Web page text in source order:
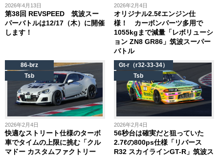
2026年4月13日
第38回 REVSPEED 筑波スー
パーバトルは12/17（木）に開催
します！
2026年2月4日
オリジナル2.5ℓエンジン仕
様！ カーボンパーツ多用で
1055kgまで減量「レボリューシ
ョン ZN8 GR86」筑波スーパー
バトル
2026年2月4日
快適なストリート仕様のターボ
車でタイムの上限に挑む「クル
マドー カスタムファクトリー
86-brz
Tsb
2026年2月4日
56秒台は確実だと狙っていた
2.7ℓの800ps仕様「リバース
R32 スカイラインGT-R」筑波ス
Gt-r（r32-33-34）
Tsb